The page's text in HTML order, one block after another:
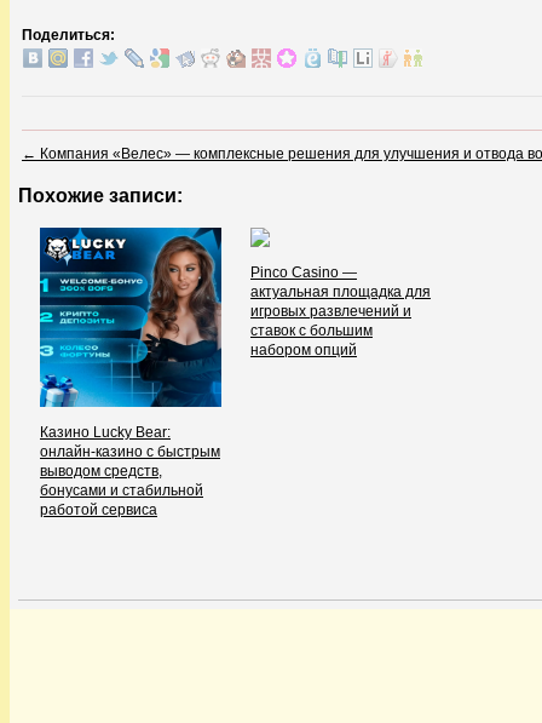
Поделиться:
← Компания «Велес» — комплексные решения для улучшения и отвода
Похожие записи:
Казино Lucky Bear:
онлайн-казино с быстрым
выводом средств,
бонусами и стабильной
работой сервиса
Pinco Casino —
актуальная площадка для
игровых развлечений и
ставок с большим
набором опций